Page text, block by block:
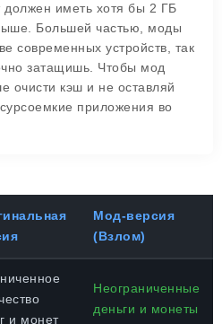
иметь хотя бы 2 ГБ
Большей частью, моды
современных устройств, так
затащишь. Чтобы мод
очисти кэш и не оставляй
приложения во
Мод-версия
(Взлом)
и монет
Неограниченные
деньги и монеты